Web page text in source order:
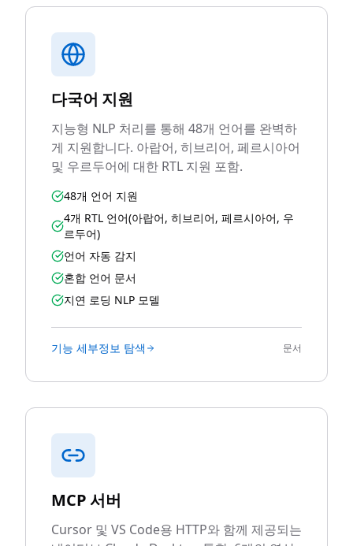
다국어 지원
지능형 NLP 처리를 통해 48개 언어를 완벽하
게 지원합니다. 아랍어, 히브리어, 페르시아어
및 우르두어에 대한 RTL 지원 포함.
48개 언어 지원
4개 RTL 언어(아랍어, 히브리어, 페르시아어, 우
르두어)
언어 자동 감지
혼합 언어 문서
지연 로딩 NLP 모델
기능 세부정보 탐색 문서
MCP 서버
Cursor 및 VS Code용 HTTP와 함께 제공되는